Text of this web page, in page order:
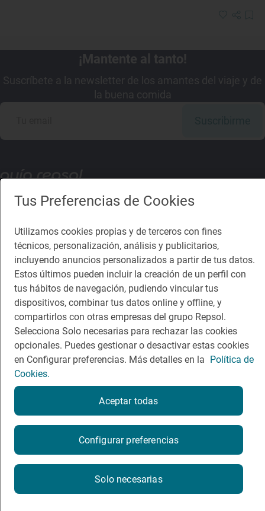
¡Mantente al tanto!
Suscríbete a la newsletter de los amantes del viaje y de
la buena comida
Descárgate la App
App Store Google Play
Guía Repsol
Comer
Viajar
Dormir
Enlaces
Contacto
Sala de prensa
Canal de ética
Política de privacidad Política de cookies Nota legal
Condiciones del servicio
- 2026
Tus Preferencias de Cookies
Utilizamos cookies propias y de terceros con fines
técnicos, personalización, análisis y publicitarios,
incluyendo anuncios personalizados a partir de tus datos.
Estos últimos pueden incluir la creación de un perfil con
tus hábitos de navegación, pudiendo vincular tus
dispositivos, combinar tus datos online y offline, y
compartirlos con otras empresas del grupo Repsol.
Selecciona Solo necesarias para rechazar las cookies
opcionales. Puedes gestionar o desactivar estas cookies
en Configurar preferencias. Más detalles en la Política de
Cookies.
Configurar preferencias
Solo necesarias
Aceptar todas